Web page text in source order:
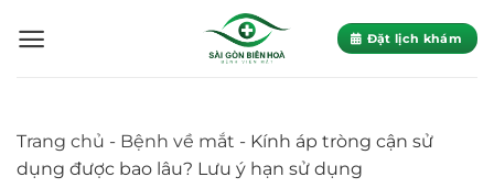
Đặt lịch khám
Trang chủ - Bệnh về mắt - Kính áp tròng cận sử
dụng được bao lâu? Lưu ý hạn sử dụng